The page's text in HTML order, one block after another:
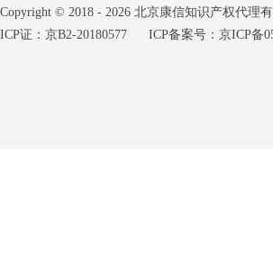
Copyright © 2018 - 2026 北京康信知识产权代理
ICP证：京B2-20180577
ICP备案号：京ICP备